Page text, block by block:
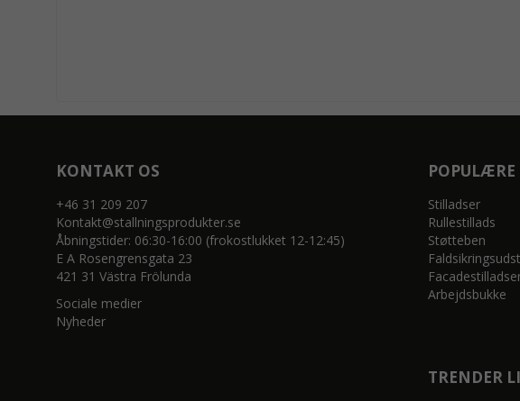
KONTAKT OS
+46 31 209 207
Kontakt@stallningsprodukter.se
Åbningstider: 06:30-16:00 (frokostlukket 12-12:45)
E A Rosengrensgata 23
421 31 Västra Frölunda
Sociale medier
Nyheder
POPULÆRE
Stilladser
Rullestillads
Støtteben
Arbejdsbukke
TRENDER